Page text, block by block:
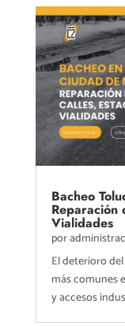
Bacheo
Reparación
Vialidades
por
El deterioro
más comunes
y accesos